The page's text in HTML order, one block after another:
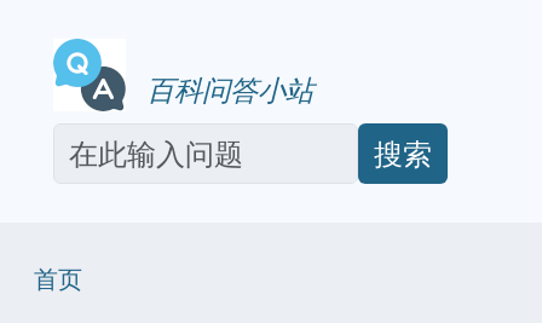
百科问答小站
搜索
首页